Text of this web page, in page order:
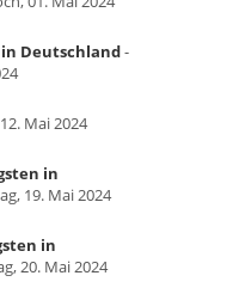
Deutschland-
Mai 2024
in
19. Mai 2024
in
20. Mai 2024